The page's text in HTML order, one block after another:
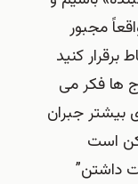
مجبور
برقرار کنید
ها فکر می
بیشتر جبران
است
داشتن”